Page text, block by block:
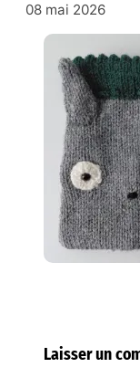
08 mai 2026
Laisser un